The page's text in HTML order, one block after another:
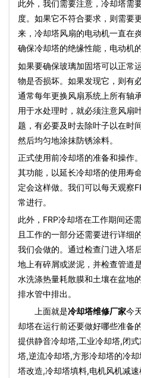
此外，我们需要注意，冷却塔需
度。如果它不符合要求，则需要
来，冷却塔风扇的电动机一直在
确保冷却塔的绝缘性能，电动机
如果要确保玻璃加固塔可以正常
物是否损坏。如果发现它，则有
通常每年更换风扇系统上所有轴
用于水处理时，就必须注意风扇
题，有必要及时去除叶子以在时
然后均匀地涂抹防锈涂料。
正式使用前冷却塔的准备和操作
其功能，以延长冷却塔的使用寿
定会这样做。我们可以每天观察
常进行。
此外，FRP冷却塔在工作期间还
且工作的一部分还需要进行详细
我们会做的。通过检查门进入塔
地上有碎屑或淤泥，并检查管道
水洗涤热量耗散膜和土壤在盆地
排水管中排出。
上面就是冷却塔维修厂家今
却塔在运行前还要做好哪些准备
提供静音冷却塔,工业冷却塔,闭
塔,逆流冷却塔,方形冷却塔的冷
塔改造,冷却塔填料,电机风机减